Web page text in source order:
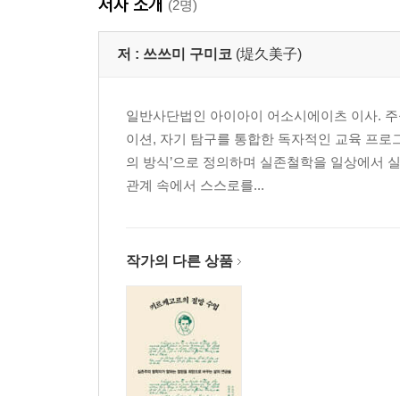
(2명)
저 : 쓰쓰미 구미코 (堤久美子)
일반사단법인 아이아이 어소시에이츠 이사.
이션, 자기 탐구를 통합한 독자적인 교육 프로
의 방식’으로 정의하며 실존철학을 일상에서
관계 속에서 스스로를...
작가의 다른 상품